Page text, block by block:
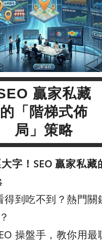
贏家私藏
的「階梯式佈
局」策略
字！SEO 贏家私藏
得到吃不到？熱門關
操盤手，教你用最